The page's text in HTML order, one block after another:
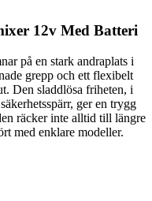
12v Med Batteri
på en stark andraplats i
grepp och ett flexibelt
Den sladdlösa friheten, i
ger en trygg
räcker inte alltid till längre
med enklare modeller.